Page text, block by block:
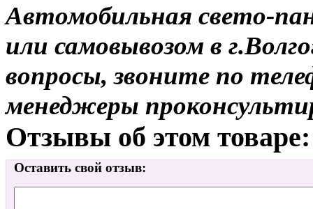
Автомобильная свето-
или самовывозом в
вопросы, звоните по
менеджеры
Отзывы об этом товаре:
Оставить свой отзыв: